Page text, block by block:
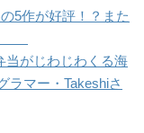
5作が好評！？また
？
がじわじわくる海
ラマー・Takeshiさ